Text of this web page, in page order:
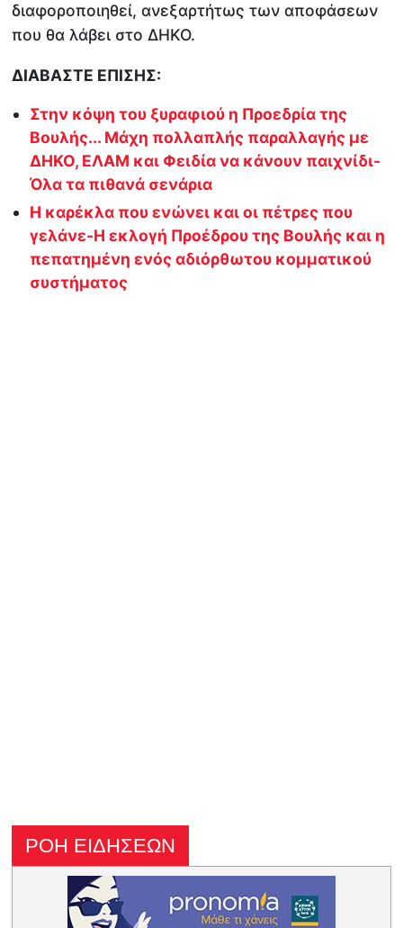
διαφοροποιηθεί, ανεξαρτήτως των αποφάσεων
που θα λάβει στο ΔΗΚΟ.
ΔΙΑΒΑΣΤΕ ΕΠΙΣΗΣ:
Στην κόψη του ξυραφιού η Προεδρία της
Βουλής... Μάχη πολλαπλής παραλλαγής με
ΔΗΚΟ, ΕΛΑΜ και Φειδία να κάνουν παιχνίδι-
Όλα τα πιθανά σενάρια
Η καρέκλα που ενώνει και οι πέτρες που
γελάνε-Η εκλογή Προέδρου της Βουλής και η
πεπατημένη ενός αδιόρθωτου κομματικού
συστήματος
ΡΟΗ ΕΙΔΗΣΕΩΝ